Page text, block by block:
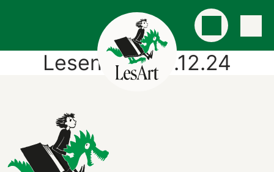
Lesenacht 13.12.24